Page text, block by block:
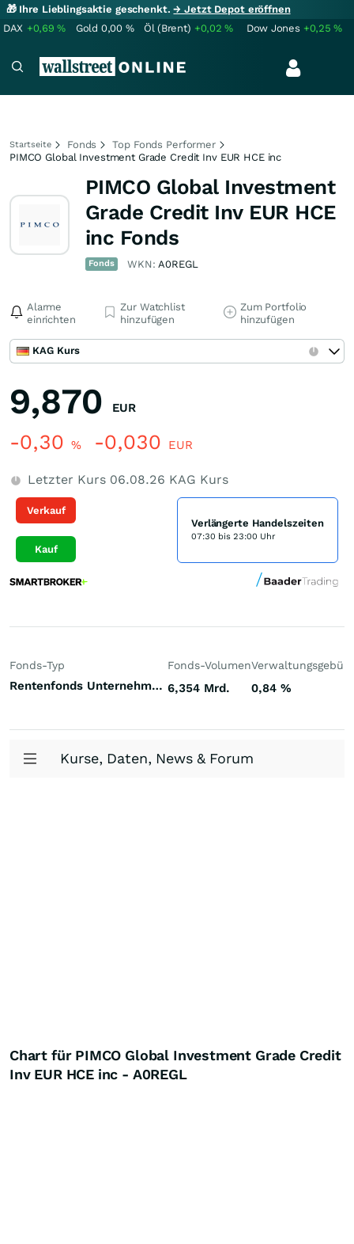
🎁 Ihre Lieblingsaktie geschenkt.→ Jetzt Depot eröffnen
DAX +0,69% Gold 0,00 % Öl (Brent) +0,02% Dow Jones +0,25%
Startseite Fonds
Top Fonds Performer
PIMCO Global Investment Grade Credit Inv EUR HCE inc
PIMCO Global Investment
Grade Credit Inv EUR HCE
inc Fonds
Fonds WKN:A0REGL
Alarme
einrichten
Zur Watchlist
hinzufügen
Zum Portfolio
hinzufügen
KAG Kurs
9,870 EUR
-0,30 % -0,030 EUR
Letzter Kurs 06.08.26 KAG Kurs
Verkauf
Kauf
Verlängerte Handelszeiten
07:30 bis 23:00 Uhr
Fonds-Typ
Rentenfonds Unternehmensanleihen Investment Grade Welt Hartwährungen (Welt)
Fonds-Volumen
6,354 Mrd. 0,84 %
Kurse, Daten, News & Forum
Chart für PIMCO Global Investment Grade Credit
Inv EUR HCE inc - A0REGL